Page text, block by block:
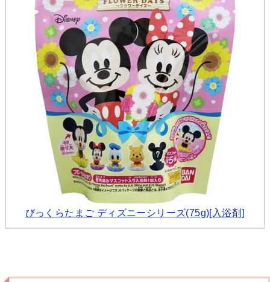
びっくらたまご ディズニーシリーズ(75g)[入浴剤]